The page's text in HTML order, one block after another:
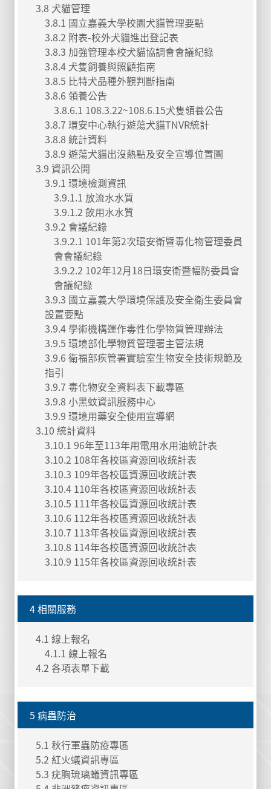
3.8 犬貓管理
3.8.1 國立嘉義大學校園犬貓管理要點
3.8.2 附表-校外犬貓進出登記表
3.8.3 加強管理本校犬貓協調會會議紀錄
3.8.4 犬隻飼養與照顧指南
3.8.5 比特犬品種外觀判斷指南
3.8.6 領養公告
3.8.6.1 108.3.22~108.6.15犬隻領養公告
3.8.7 環安中心執行遊蕩犬貓TNVR統計
3.8.8 統計資料
3.8.9 遊蕩犬貓出沒熱點及安全宣導位置圖
3.9 資訊公開
3.9.1 環境檢測資訊
3.9.1.1 放流水水質
3.9.1.2 飲用水水質
3.9.2 會議紀錄
3.9.2.1 101年第2次環安衛暨毒化物管理委員
會會議紀錄
3.9.2.2 102年12月18日環安衛暨幅防委員會
會議紀錄
3.9.3 國立嘉義大學環境保護及安全衛生委員會
設置要點
3.9.4 學術機構運作毒性化學物質管理辦法
3.9.5 環境部化學物質管理署主管法規
3.9.6 衛福部疾管署實驗室生物安全技術規範及
指引
3.9.7 毒化物安全資料表下載專區
3.9.8 小黑蚊資訊服務中心
3.9.9 環境用藥安全使用宣導網
3.10 統計資料
3.10.1 96年至113年用電用水用油統計表
3.10.2 108年各校區資源回收統計表
3.10.3 109年各校區資源回收統計表
3.10.4 110年各校區資源回收統計表
3.10.5 111年各校區資源回收統計表
3.10.6 112年各校區資源回收統計表
3.10.7 113年各校區資源回收統計表
3.10.8 114年各校區資源回收統計表
3.10.9 115年各校區資源回收統計表
4 相關服務
4.1 線上報名
4.1.1 線上報名
4.2 各項表單下載
5 病蟲防治
5.1 秋行軍蟲防疫專區
5.2 紅火蟻資訊專區
5.3 疣胸琉璃蟻資訊專區